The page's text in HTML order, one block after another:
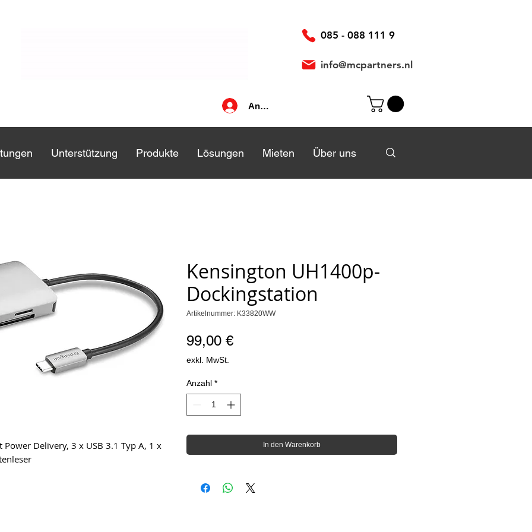
Anmelden
085 - 088 111 9
info@mcpartners.nl
Unterstützung Produkte Lösungen Mieten Über uns
Unterstützung Produkte Lösungen Mieten Über uns
Delivery, 3 x USB 3.1 Typ A, 1 x
Kensington UH1400p-
Dockingstation
Artikelnummer: K33820WW
99,00 €Preis
exkl. MwSt.
Anzahl *
In den Warenkorb